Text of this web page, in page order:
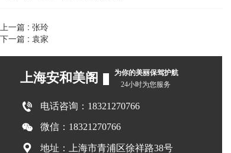
上一篇 : 张玲
下一篇 : 袁家
上海安和美阁
电话咨询： 18321270766
为你的美丽保驾护航
24小时为您服务
微信：18321270766
地址：上海市青浦区徐祥路38号